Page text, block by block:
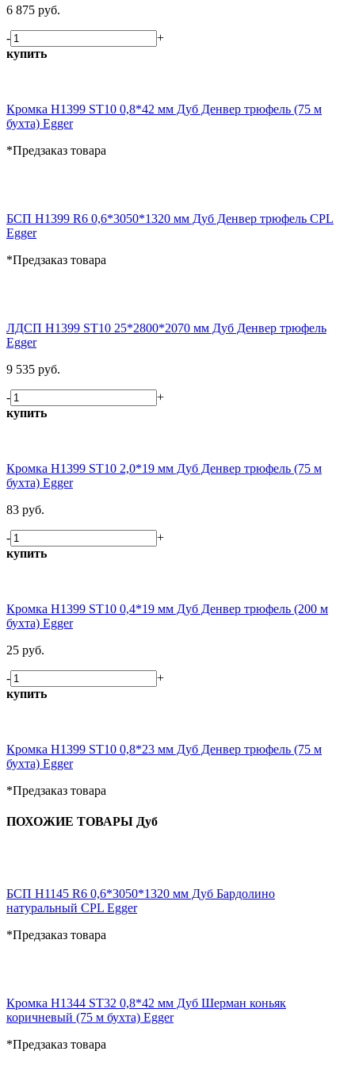
6 875 руб.
-
+
купить
Кромка H1399 ST10 0,8*42 мм Дуб Денвер трюфель (75 м
бухта) Egger
*Предзаказ товара
БСП H1399 R6 0,6*3050*1320 мм Дуб Денвер трюфель CPL
Egger
*Предзаказ товара
ЛДСП H1399 ST10 25*2800*2070 мм Дуб Денвер трюфель
Egger
9 535 руб.
-
+
купить
Кромка H1399 ST10 2,0*19 мм Дуб Денвер трюфель (75 м
бухта) Egger
83 руб.
-
+
купить
Кромка H1399 ST10 0,4*19 мм Дуб Денвер трюфель (200 м
бухта) Egger
25 руб.
-
+
купить
Кромка H1399 ST10 0,8*23 мм Дуб Денвер трюфель (75 м
бухта) Egger
*Предзаказ товара
ПОХОЖИЕ ТОВАРЫ Дуб
БСП H1145 R6 0,6*3050*1320 мм Дуб Бардолино
натуральный CPL Egger
*Предзаказ товара
Кромка H1344 ST32 0,8*42 мм Дуб Шерман коньяк
коричневый (75 м бухта) Egger
*Предзаказ товара